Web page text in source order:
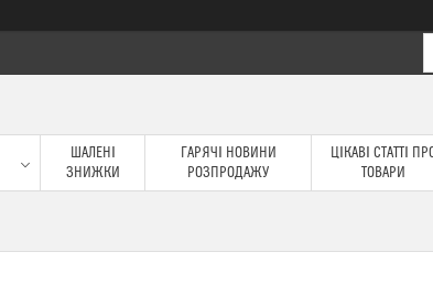
ШАЛЕНІ
ЗНИЖКИ
ГАРЯЧІ НОВИНИ
РОЗПРОДАЖУ
ЦІКАВІ СТАТТІ
ТОВАРИ